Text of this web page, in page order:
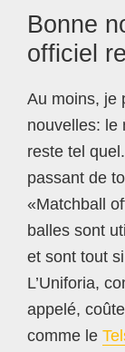
Bonne
officiel
Au moins, je
nouvelles: le
reste tel
passant de
«Matchball
balles sont
et sont tout
L’Uniforia,
appelé,
comme le